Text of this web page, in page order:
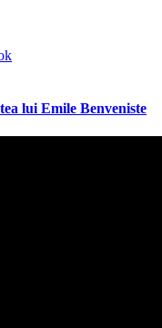
lui Emile Benveniste